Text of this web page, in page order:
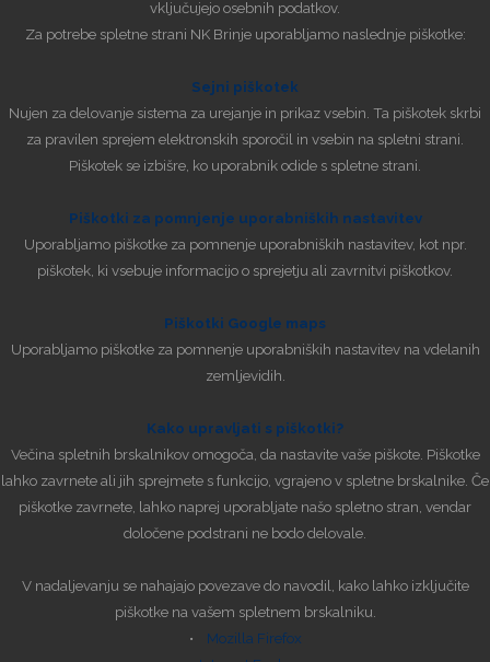
vključujejo osebnih podatkov.
Za potrebe spletne strani NK Brinje uporabljamo naslednje piškotke:
Sejni piškotek
Nujen za delovanje sistema za urejanje in prikaz vsebin. Ta piškotek skrbi
za pravilen sprejem elektronskih sporočil in vsebin na spletni strani.
Piškotek se izbišre, ko uporabnik odide s spletne strani.
Piškotki za pomnjenje uporabniških nastavitev
Uporabljamo piškotke za pomnenje uporabniških nastavitev, kot npr.
piškotek, ki vsebuje informacijo o sprejetju ali zavrnitvi piškotkov.
Piškotki Google maps
Uporabljamo piškotke za pomnenje uporabniških nastavitev na vdelanih
zemljevidih.
Kako upravljati s piškotki?
Večina spletnih brskalnikov omogoča, da nastavite vaše piškote. Piškotke
lahko zavrnete ali jih sprejmete s funkcijo, vgrajeno v spletne brskalnike. Če
piškotke zavrnete, lahko naprej uporabljate našo spletno stran, vendar
določene podstrani ne bodo delovale.
V nadaljevanju se nahajajo povezave do navodil, kako lahko izključite
piškotke na vašem spletnem brskalniku.
• Mozilla Firefox